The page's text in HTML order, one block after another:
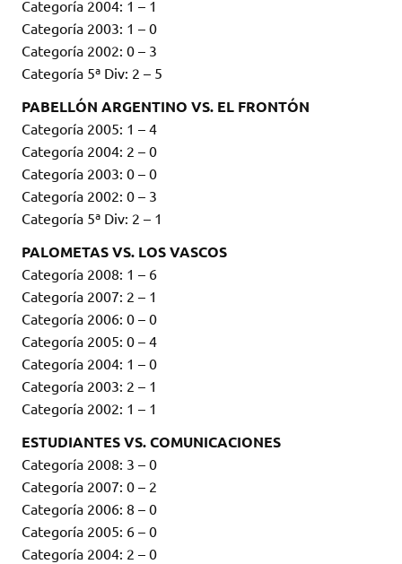
Categoría 2004: 1 – 1
Categoría 2003: 1 – 0
Categoría 2002: 0 – 3
Categoría 5ª Div: 2 – 5
PABELLÓN ARGENTINO VS. EL FRONTÓN
Categoría 2005: 1 – 4
Categoría 2004: 2 – 0
Categoría 2003: 0 – 0
Categoría 2002: 0 – 3
Categoría 5ª Div: 2 – 1
PALOMETAS VS. LOS VASCOS
Categoría 2008: 1 – 6
Categoría 2007: 2 – 1
Categoría 2006: 0 – 0
Categoría 2005: 0 – 4
Categoría 2004: 1 – 0
Categoría 2003: 2 – 1
Categoría 2002: 1 – 1
ESTUDIANTES VS. COMUNICACIONES
Categoría 2008: 3 – 0
Categoría 2007: 0 – 2
Categoría 2006: 8 – 0
Categoría 2005: 6 – 0
Categoría 2004: 2 – 0